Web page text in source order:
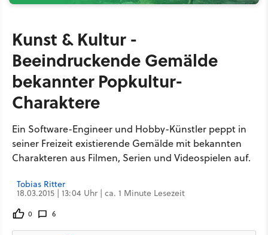
Kunst & Kultur -
Beeindruckende Gemälde
bekannter Popkultur-
Charaktere
Ein Software-Engineer und Hobby-Künstler peppt in
seiner Freizeit existierende Gemälde mit bekannten
Charakteren aus Filmen, Serien und Videospielen auf.
Tobias Ritter
18.03.2015 | 13:04 Uhr | ca. 1 Minute Lesezeit
0 6